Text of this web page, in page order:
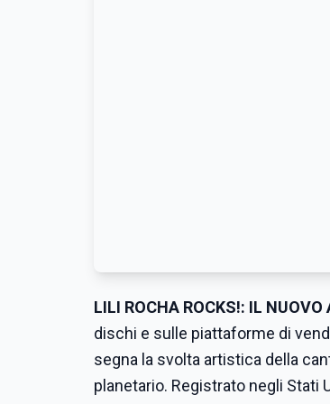
LILI ROCHA ROCKS!: IL
dischi e sulle piattaforme di
segna la svolta artistica della
planetario. Registrato negli Stati